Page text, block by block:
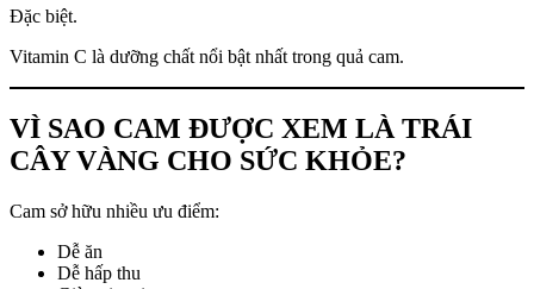
Đặc biệt.
Vitamin C là dưỡng chất nổi bật nhất trong quả cam.
VÌ SAO CAM ĐƯỢC XEM LÀ TRÁI
CÂY VÀNG CHO SỨC KHỎE?
Cam sở hữu nhiều ưu điểm:
Dễ ăn
Dễ hấp thu